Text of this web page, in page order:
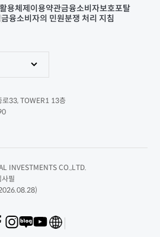
용체제 이용약관금융소비자보호포탈
금융소비자의 민원분쟁 처리 지침
33, TOWER1 13층
INVESTMENTS CO.,LTD.
필